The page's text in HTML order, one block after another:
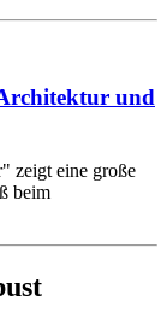
und
zeigt eine große
beim